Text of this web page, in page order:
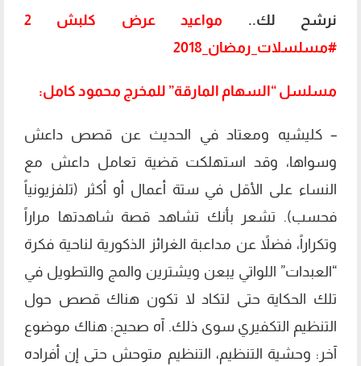
نرشح لك..
مواعيد عرض كلبش 2
#مسلسلات_رمضان_2018
مسلسل “السهام المارقة” للمخرج محمود كامل:
– كليشيه ومعتاد في الحديث عن قصص داعش
وسواها، وقد استهلكت قضية تعامل داعش مع
النساء على الأقل في ستة أعمال أو أكثر (تلفزيونياً
فحسب). تشعر بأنك تشاهد قصة شاهدتها مراراً
وتكراراً، فضلاً عن مداعبة الغرائز الذكورية لناحية فكرة
“العبدات” اللواتي يبعن ويشترين والمج والتطويل في
تلك الحكاية حتى لتكاد لا تكون هناك قصص حول
التنظيم التكفيري سوى ذلك. آه صحيح: هناك موضوع
آخر: وحشية التنظيم، التنظيم متوحش حتى إن أفراده